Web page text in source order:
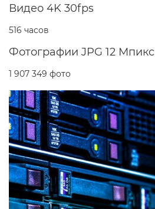
Видео 4K 30fps
516 часов
Фотографии JPG 12 Мпикс
1 907 349 фото